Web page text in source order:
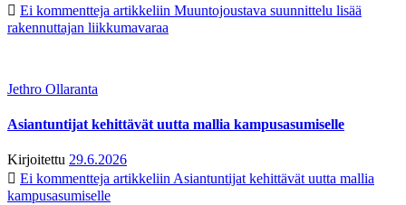
Ei kommentteja artikkeliin Muuntojoustava suunnittelu lisää
rakennuttajan liikkumavaraa
Jethro Ollaranta
Asiantuntijat kehittävät uutta mallia kampusasumiselle
Kirjoitettu 29.6.2026
Ei kommentteja artikkeliin Asiantuntijat kehittävät uutta mallia
kampusasumiselle